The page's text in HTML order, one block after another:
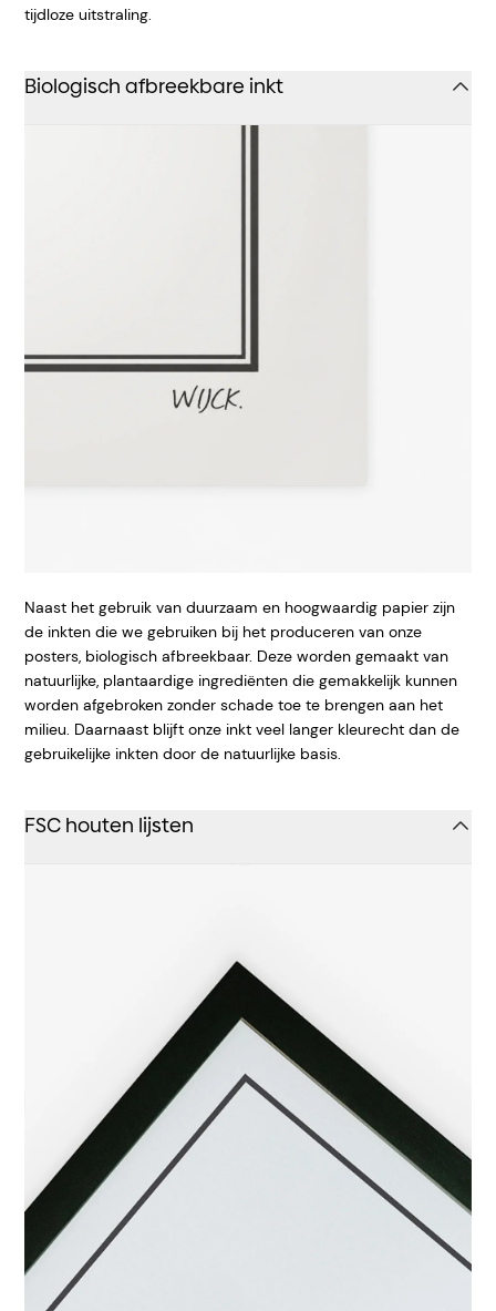
tijdloze uitstraling.
Biologisch afbreekbare inkt
Naast het gebruik van duurzaam en hoogwaardig papier zijn
de inkten die we gebruiken bij het produceren van onze
posters, biologisch afbreekbaar. Deze worden gemaakt van
natuurlijke, plantaardige ingrediënten die gemakkelijk kunnen
worden afgebroken zonder schade toe te brengen aan het
milieu. Daarnaast blijft onze inkt veel langer kleurecht dan de
gebruikelijke inkten door de natuurlijke basis.
FSC houten lijsten